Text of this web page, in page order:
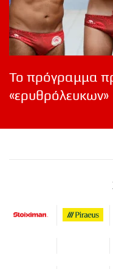
Το πρόγραμμα
«ερυθρόλευκων»